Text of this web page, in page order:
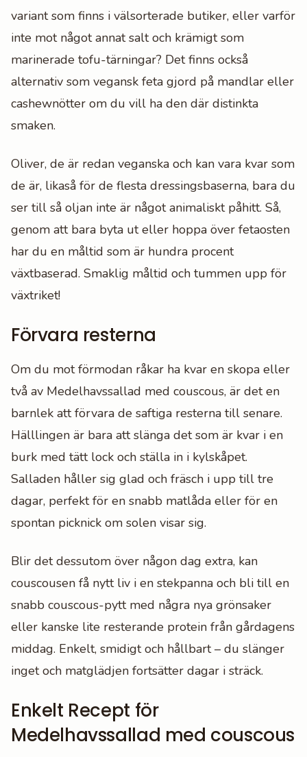
variant som finns i välsorterade butiker, eller varför
inte mot något annat salt och krämigt som
marinerade tofu-tärningar? Det finns också
alternativ som vegansk feta gjord på mandlar eller
cashewnötter om du vill ha den där distinkta
smaken.
Oliver, de är redan veganska och kan vara kvar som
de är, likaså för de flesta dressingsbaserna, bara du
ser till så oljan inte är något animaliskt påhitt. Så,
genom att bara byta ut eller hoppa över fetaosten
har du en måltid som är hundra procent
växtbaserad. Smaklig måltid och tummen upp för
växtriket!
Förvara resterna
Om du mot förmodan råkar ha kvar en skopa eller
två av Medelhavssallad med couscous, är det en
barnlek att förvara de saftiga resterna till senare.
Hälllingen är bara att slänga det som är kvar i en
burk med tätt lock och ställa in i kylskåpet.
Salladen håller sig glad och fräsch i upp till tre
dagar, perfekt för en snabb matlåda eller för en
spontan picknick om solen visar sig.
Blir det dessutom över någon dag extra, kan
couscousen få nytt liv i en stekpanna och bli till en
snabb couscous-pytt med några nya grönsaker
eller kanske lite resterande protein från gårdagens
middag. Enkelt, smidigt och hållbart – du slänger
inget och matglädjen fortsätter dagar i sträck.
Enkelt Recept för
Medelhavssallad med couscous